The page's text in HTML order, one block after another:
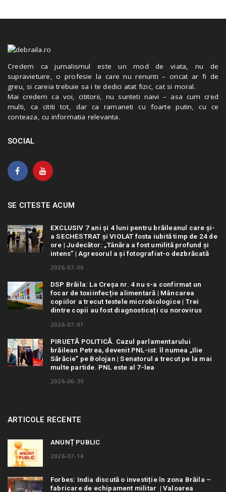
Credem ca jurnalismul este un mod de viata, nu de
supravietuire, o profesie la care nu renunti – oricat ar fi de
greu, si careia trebuie sa i te dedici atat fizic, cat si moral.
Mai credem ca voi, cititorii, nu sunteti naivi – asa cum cred
multi, ca cititi tot, dar ca ramaneti cu foarte putin, cu ce
conteaza, cu informatia relevanta.
SOCIAL
SE CITESTE ACUM
EXCLUSIV 7 ani și 4 luni pentru brăileanul care și-
a SECHESTRAT și VIOLAT fosta iubită timp de 24 de
ore | Judecător: „Tânăra a fost umilită profund și
intens” | Agresorul a și fotografiat-o dezbrăcată
2026-07-06
DSP Brăila: La Creșa nr. 4 nu s-a confirmat un
focar de toxiinfecție alimentară | Mâncarea
copiilor a trecut testele microbiologice | Trei
dintre copii au fost diagnosticați cu norovirus
2026-07-01
PIRUETĂ POLITICĂ. Cazul parlamentarului
brăilean Petrea, devenit PNL-ist: îl numea „Ilie
Sărăcie” pe Bolojan | Senatorul a trecut pe la mai
multe partide. PNL este al 7-lea
2026-06-30
ARTICOLE RECENTE
ANUNȚ PUBLIC
2026-07-14
Forbes: India discută o investiție în zona Brăila –
fabricare de echipament militar | Valoarea